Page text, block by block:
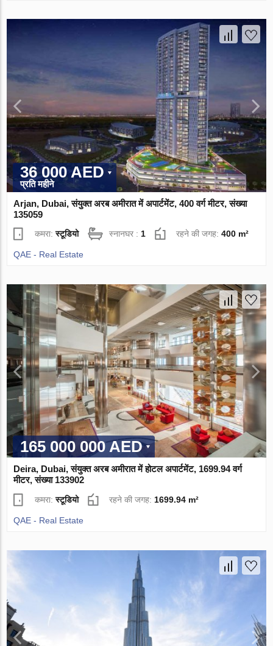
36 000 AED
प्रति महीने
Arjan, Dubai, संयुक्त अरब अमीरात में अपार्टमेंट, 400 वर्ग मीटर, संख्या
135059
कमरा:स्टूडियो स्नानघर : 1 रहने की जगह:400 m²
QAE - Real Estate
165 000 000 AED
Deira, Dubai, संयुक्त अरब अमीरात में होटल अपार्टमेंट, 1699.94 वर्ग
मीटर, संख्या 133902
कमरा:स्टूडियो रहने की जगह: 1699.94 m²
QAE - Real Estate